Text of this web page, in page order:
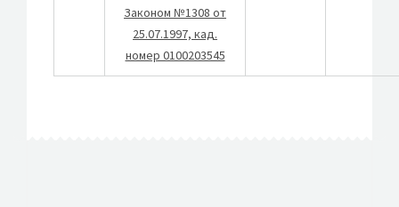
Законом №1308 от
25.07.1997, кад.
номер 0100203545